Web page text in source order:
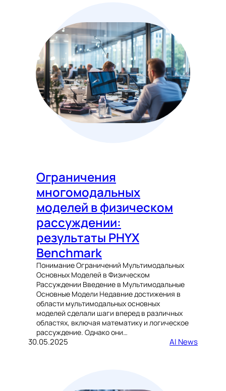
Ограничения
многомодальных
моделей в физическом
рассуждении:
результаты PHYX
Benchmark
Понимание Ограничений Мультимодальных
Основных Моделей в Физическом
Рассуждении Введение в Мультимодальные
Основные Модели Недавние достижения в
области мультимодальных основных
моделей сделали шаги вперед в различных
областях, включая математику и логическое
рассуждение. Однако они…
30.05.2025 AI News